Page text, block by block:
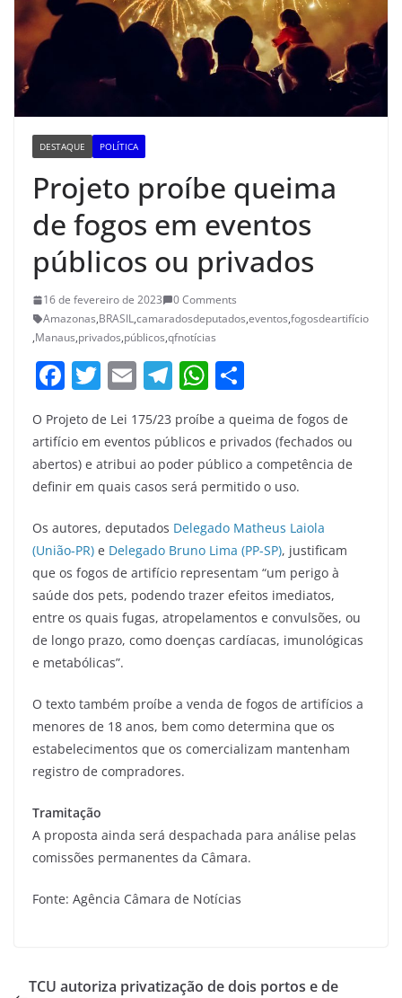
DESTAQUE POLÍTICA
Projeto proíbe queima
de fogos em eventos
públicos ou privados
16 de fevereiro de 2023
0 Comments
Amazonas,BRASIL,camaradosdeputados,eventos,fogosdeartifício
,Manaus,privados,públicos,qfnotícias
F
a
c
e
b
o
o
k
T
itt
er
E
ai
l
T
e
gr
a
m
W
at
s
A
p
p
h
ar
e
O Projeto de Lei 175/23 proíbe a queima de fogos de
artifício em eventos públicos e privados (fechados ou
abertos) e atribui ao poder público a competência de
definir em quais casos será permitido o uso.
Os autores, deputados Delegado Matheus Laiola
(União-PR) e Delegado Bruno Lima (PP-SP), justificam
que os fogos de artifício representam “um perigo à
saúde dos pets, podendo trazer efeitos imediatos,
entre os quais fugas, atropelamentos e convulsões, ou
de longo prazo, como doenças cardíacas, imunológicas
e metabólicas”.
O texto também proíbe a venda de fogos de artifícios a
menores de 18 anos, bem como determina que os
estabelecimentos que os comercializam mantenham
registro de compradores.
Tramitação
A proposta ainda será despachada para análise pelas
comissões permanentes da Câmara.
Fonte: Agência Câmara de Notícias
TCU autoriza privatização de dois portos e de